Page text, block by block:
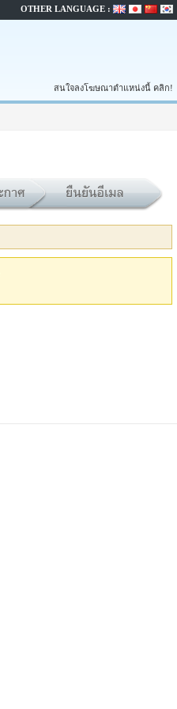
สนใจลงโฆษณาตำแหน่งนี้ คลิก!
OTHER LANGUAGE :